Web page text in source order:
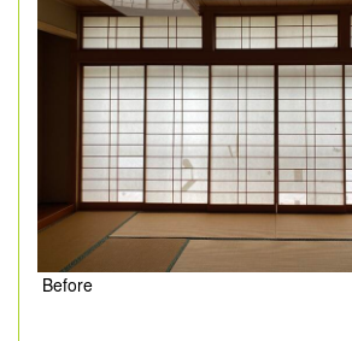
Before